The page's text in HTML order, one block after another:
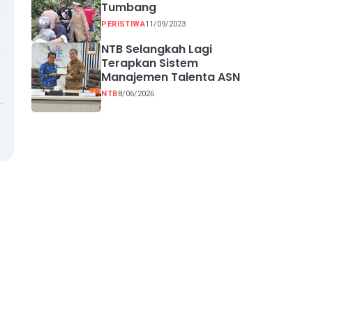
Tumbang
PERISTIWA11/09/2023
NTB Selangkah Lagi
Terapkan Sistem
Manajemen Talenta ASN
NTB8/06/2026